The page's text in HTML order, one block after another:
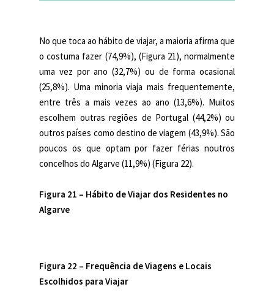
No que toca ao hábito de viajar, a maioria afirma que
o costuma fazer (74,9%), (Figura 21), normalmente
uma vez por ano (32,7%) ou de forma ocasional
(25,8%). Uma minoria viaja mais frequentemente,
entre três a mais vezes ao ano (13,6%). Muitos
escolhem outras regiões de Portugal (44,2%) ou
outros países como destino de viagem (43,9%). São
poucos os que optam por fazer férias noutros
concelhos do Algarve (11,9%) (Figura 22).
Figura 21 – Hábito de Viajar dos Residentes no
Algarve
Figura 22 – Frequência de Viagens e Locais
Escolhidos para Viajar